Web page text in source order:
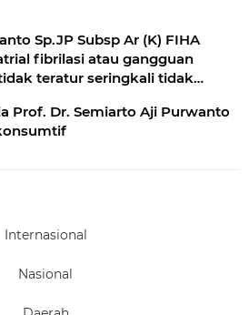
Sp.JP Subsp Ar (K) FIHA
fibrilasi atau gangguan
teratur seringkali tidak
Prof. Dr. Semiarto Aji Purwanto
Internasional
Nasional